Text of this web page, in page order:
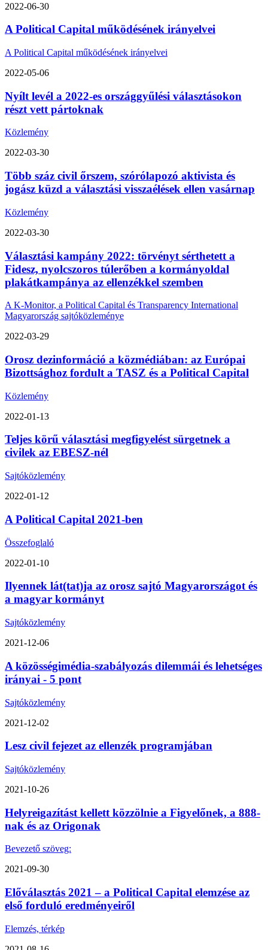
2022-06-30
A Political Capital működésének irányelvei
A Political Capital működésének irányelvei
2022-05-06
Nyílt levél a 2022-es országgyűlési választásokon
részt vett pártoknak
Közlemény
2022-03-30
Több száz civil őrszem, szórólapozó aktivista és
jogász küzd a választási visszaélések ellen vasárnap
Közlemény
2022-03-30
Választási kampány 2022: törvényt sérthetett a
Fidesz, nyolcszoros túlerőben a kormányoldal
plakátkampánya az ellenzékkel szemben
A K-Monitor, a Political Capital és Transparency International
Magyarország sajtóközleménye
2022-03-29
Orosz dezinformáció a közmédiában: az Európai
Bizottsághoz fordult a TASZ és a Political Capital
Közlemény
2022-01-13
Teljes körű választási megfigyelést sürgetnek a
civilek az EBESZ-nél
Sajtóközlemény
2022-01-12
A Political Capital 2021-ben
Összefoglaló
2022-01-10
Ilyennek lát(tat)ja az orosz sajtó Magyarországot és
a magyar kormányt
Sajtóközlemény
2021-12-06
A közösségimédia-szabályozás dilemmái és lehetséges
irányai - 5 pont
Sajtóközlemény
2021-12-02
Lesz civil fejezet az ellenzék programjában
Sajtóközlemény
2021-10-26
Helyreigazítást kellett közzölnie a Figyelőnek, a 888-
nak és az Origonak
Bevezető szöveg:
2021-09-30
Előválasztás 2021 – a Political Capital elemzése az
első forduló eredményeiről
Elemzés, térkép